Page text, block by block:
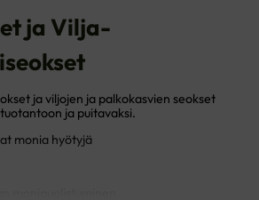
ja Vilja-
ja viljojen ja palkokasvien seokset
ja puitavaksi.
monia hyötyjä